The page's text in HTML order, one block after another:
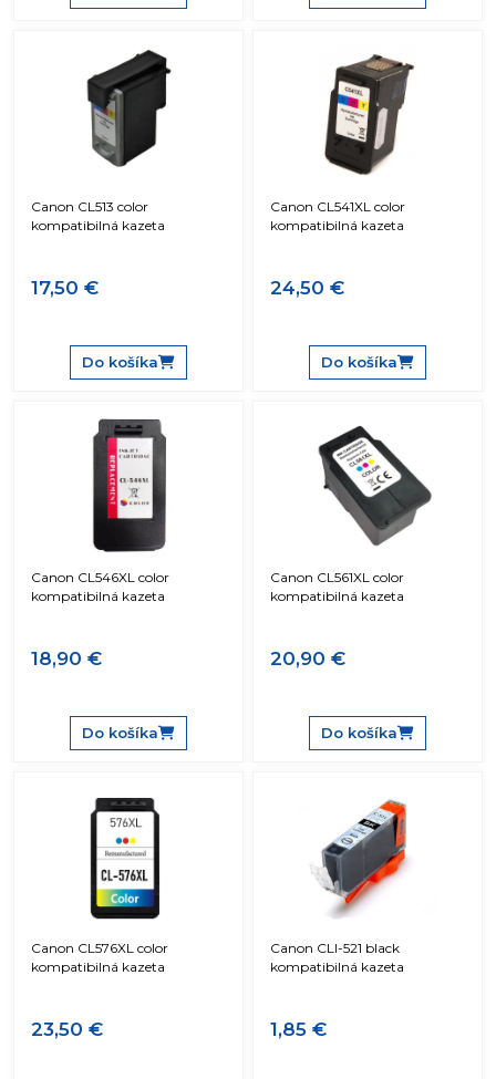
Canon CL513 color
kompatibilná kazeta
17,50 €
Do košíka
Canon CL541XL color
kompatibilná kazeta
24,50 €
Do košíka
Canon CL546XL color
kompatibilná kazeta
18,90 €
Do košíka
Canon CL561XL color
kompatibilná kazeta
20,90 €
Do košíka
Canon CL576XL color
kompatibilná kazeta
23,50 €
Canon CLI-521 black
kompatibilná kazeta
1,85 €